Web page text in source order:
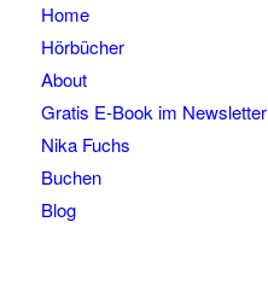
Home
Hörbücher
About
Gratis E-Book im Newsletter
Nika Fuchs
Buchen
Blog